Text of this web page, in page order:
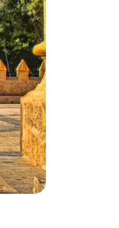
e deslizando o dedo na tela.